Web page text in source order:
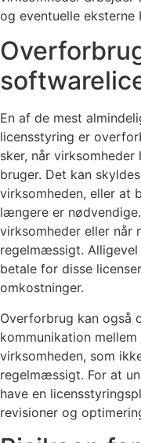
og eventuelle eksterne
En af de mest
licensstyring er
sker, når
bruger. Det kan
virksomheden, eller at
længere er
virksomheder eller når
regelmæssigt.
betale for disse
omkostninger.
Overforbrug kan også
kommunikation
virksomheden, som
regelmæssigt. For at
have en
revisioner og